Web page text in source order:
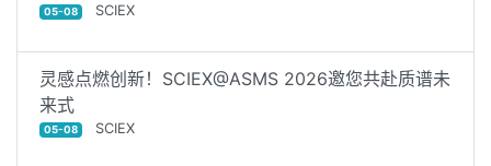
05-08 SCIEX
灵感点燃创新！SCIEX@ASMS 2026邀您共赴质谱未
来式
05-08 SCIEX